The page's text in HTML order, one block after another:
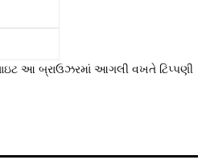
આ બ્રાઉઝરમાં આગલી વખતે ટિપ્પણી